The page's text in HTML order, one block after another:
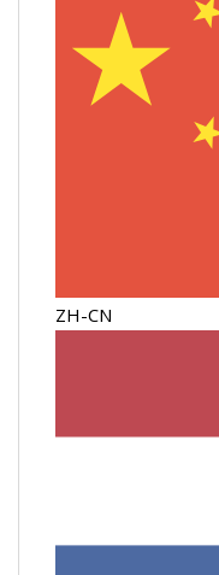
ZH-CN